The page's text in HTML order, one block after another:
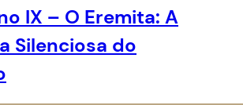
IX – O Eremita: A
Silenciosa do